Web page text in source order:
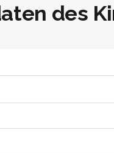
des